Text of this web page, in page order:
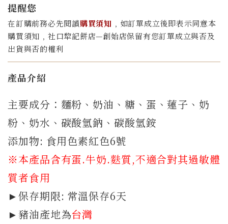
提醒您
在訂購前務必先閱讀購買須知 ﹐如訂單成立後即表示同意本
購買須知﹐社口犂記餅店—創始店保留有您訂單成立與否及
出貨與否的權利
產品介紹
主要成分：麵粉、奶油、糖、蛋、蓮子、奶
粉、奶水、碳酸氫鈉、碳酸氫銨
添加物: 食用色素紅色6號
※本產品含有蛋.牛奶.麩質,不適合對其過敏體
質者食用
►保存期限: 常溫保存6天
►豬油產地為台灣